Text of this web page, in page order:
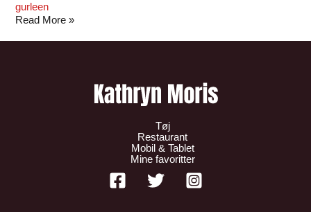
gurleen
Read More »
Tøj
Restaurant
Mobil & Tablet
Mine favoritter